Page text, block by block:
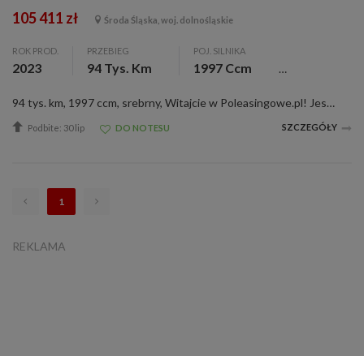
105 411 zł Środa Śląska, woj. dolnośląskie
ROK PROD.
2023
PRZEBIEG
94 Tys. Km
POJ. SILNIKA
1997 Ccm
94 tys. km, 1997 ccm, srebrny, Witajcie w Poleasingowe.pl! Jesteśmy liderem sprzedaży samochodów poleasingowych, poflotowych i powindykacyjnych. Mamy dla was świetną okazję! Zobaczcie RENAULT TRAFIC wraz z raportami stanu technicznego. W razie j...
Podbite: 30 lip DO NOTESU SZCZEGÓŁY
1
REKLAMA